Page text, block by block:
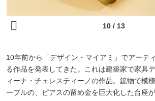
10年前から「デザイン・マイアミ」でアーテ
る作品を発表してきた。これは建築家で家具
ィーナ・チェレスティーノの作品。鉱物で模
ーブルの、ピアスの留め金を巨大化した台座が